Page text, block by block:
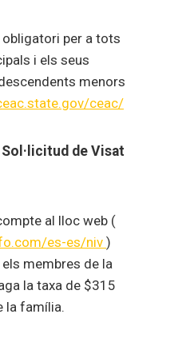
per a tots
i els seus
menors
ceac/
Sol·licitud de Visat
al lloc web (
es-es/niv )
els membres de la
la taxa de $315
la família.